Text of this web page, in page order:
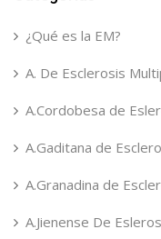
¿Qué es la EM?
A. De Esclerosis
A.Cordobesa de
A.Gaditana de
A.Granadina de
A.Jienense De